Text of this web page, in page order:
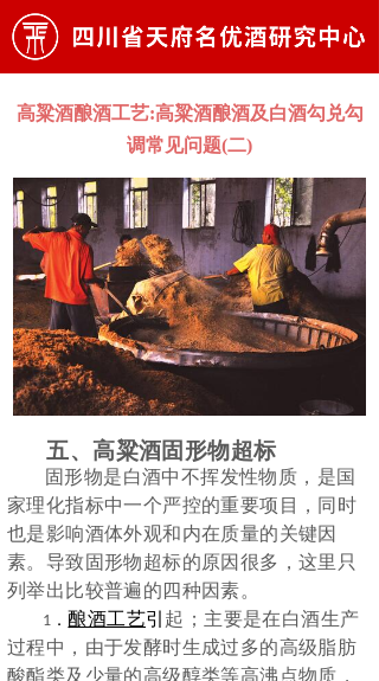
高粱酒酿酒工艺:高粱酒酿酒及白酒勾兑勾
调常见问题(二)
五、高粱酒固形物超标
固形物是白酒中不挥发性物质，是国
家理化指标中一个严控的重要项目，同时
也是影响酒体外观和内在质量的关键因
素。导致固形物超标的原因很多，这里只
列举出比较普遍的四种因素。
1 ． 酿酒工艺引 起；主要是在白酒生产
过程中，由于发酵时生成过多的高级脂肪
酸酯类及少量的高级醇类等高沸点物质，